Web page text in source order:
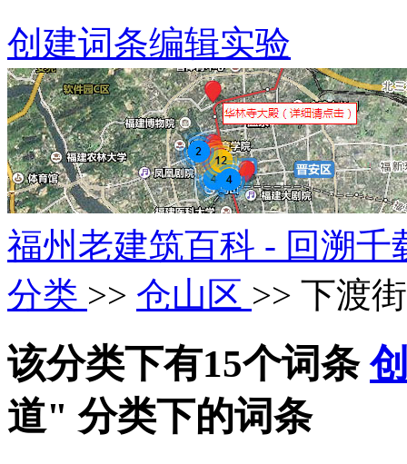
创建词条编辑实验
福州老建筑百科 - 回溯
分类 >> 仓山区 >> 下渡
该分类下有15个词条
道" 分类下的词条